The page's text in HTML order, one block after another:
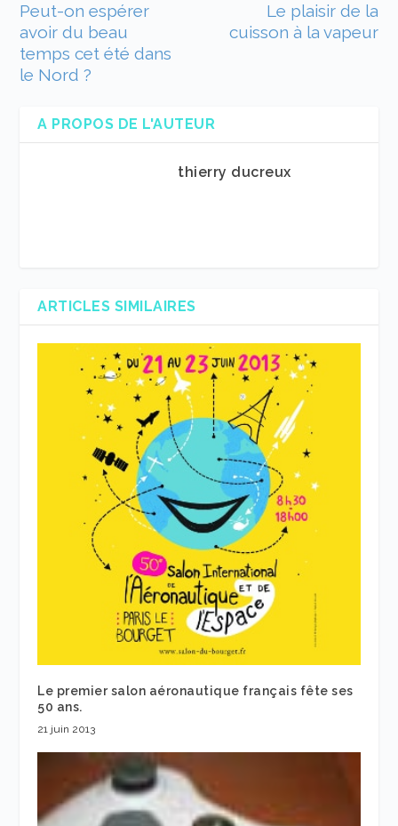
Peut-on espérer
avoir du beau
temps cet été dans
le Nord ?
Le plaisir de la
cuisson à la vapeur
A PROPOS DE L'AUTEUR
thierry ducreux
ARTICLES SIMILAIRES
Le premier salon aéronautique français fête ses
50 ans.
21 juin 2013